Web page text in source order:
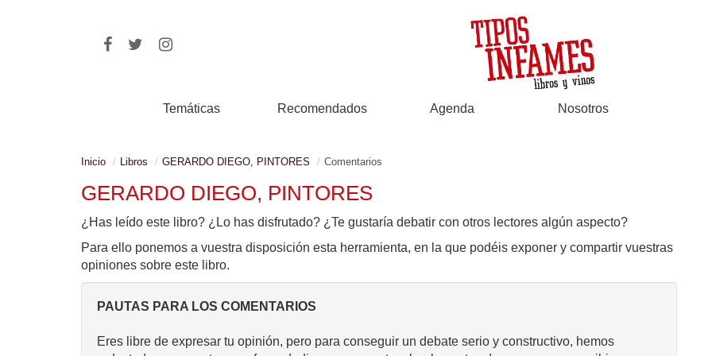
Temáticas Recomendados Agenda Nosotros
Inicio Libros GERARDO DIEGO, PINTORES Comentarios
GERARDO DIEGO, PINTORES
¿Has leído este libro? ¿Lo has disfrutado? ¿Te gustaría debatir con otros lectores algún aspecto?
Para ello ponemos a vuestra disposición esta herramienta, en la que podéis exponer y compartir vuestras
opiniones sobre este libro.
PAUTAS PARA LOS COMENTARIOS
Eres libre de expresar tu opinión, pero para conseguir un debate serio y constructivo, hemos